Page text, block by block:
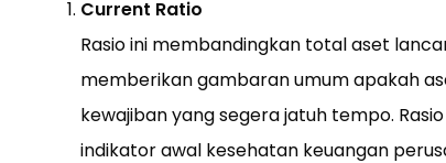
Current Ratio
Rasio ini membandingkan total aset
memberikan gambaran umum apakah
kewajiban yang segera jatuh tempo.
indikator awal kesehatan keuangan